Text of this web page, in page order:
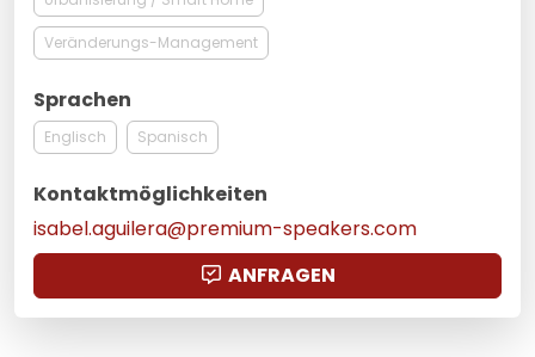
Veränderungs-Management
Sprachen
Englisch Spanisch
Kontaktmöglichkeiten
isabel.aguilera@premium-speakers.com
ANFRAGEN